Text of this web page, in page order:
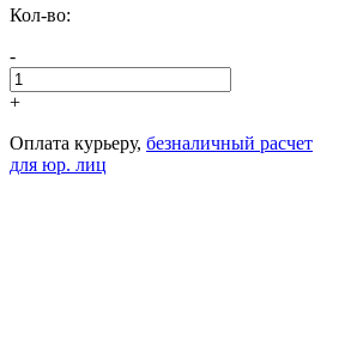
Кол-во:
-
+
Оплата курьеру, безналичный расчет
для юр. лиц